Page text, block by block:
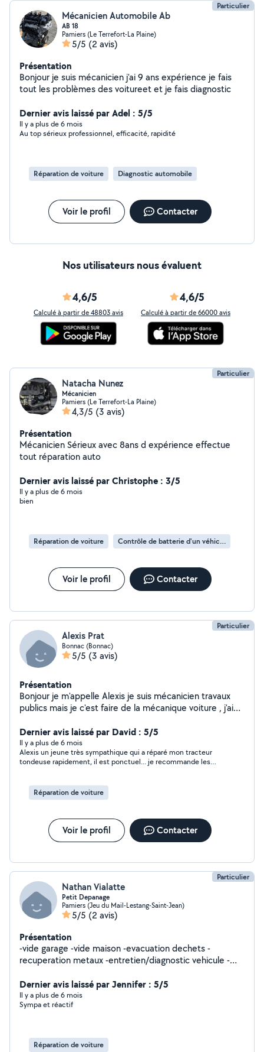
Particulier
Mécanicien Automobile Ab
AB 18
Pamiers (Le Terrefort-La Plaine)
5/5 (2 avis)
Présentation
Bonjour je suis mécanicien j'ai 9 ans expérience je fais
tout les problèmes des voitureet et je fais diagnostic
Dernier avis laissé par Adel : 5/5
Il y a plus de 6 mois
Au top sérieux professionnel, efficacité, rapidité
Réparation de voiture Diagnostic automobile
Voir le profil Contacter
Nos utilisateurs nous évaluent
4,6/5
Calculé à partir de 48803 avis
4,6/5
Calculé à partir de 66000 avis
Particulier
Natacha Nunez
Mécanicien
Pamiers (Le Terrefort-La Plaine)
4,3/5 (3 avis)
Présentation
Mécanicien Sérieux avec 8ans d expérience effectue
tout réparation auto
Dernier avis laissé par Christophe : 3/5
Il y a plus de 6 mois
bien
Réparation de voiture Contrôle de batterie d'un véhicule
Voir le profil Contacter
Particulier
Alexis Prat
Bonnac (Bonnac)
5/5 (3 avis)
Présentation
Bonjour je m'appelle Alexis je suis mécanicien travaux
publics mais je c'est faire de la mécanique voiture , j'ai
vous avez besoin d'aide pour un déménagement , vider
Dernier avis laissé par David : 5/5
Il y a plus de 6 mois
Alexis un jeune très sympathique qui a réparé mon tracteur
tondeuse rapidement, il est ponctuel... je recommande les
Réparation de voiture
Voir le profil Contacter
Particulier
Nathan Vialatte
Petit Depanage
Pamiers (Jeu du Mail-Lestang-Saint-Jean)
5/5 (2 avis)
Présentation
-vide garage -vide maison -evacuation dechets -
recuperation metaux -entretien/diagnostic vehicule -
véhicule -etc
Dernier avis laissé par Jennifer : 5/5
Il y a plus de 6 mois
Sympa et réactif
Réparation de voiture